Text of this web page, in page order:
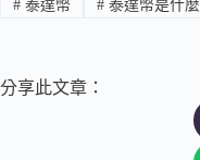
#泰達幣 #泰達幣是什麼
分享此文章：